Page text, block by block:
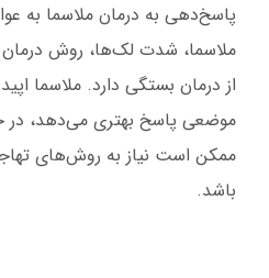
پاسخ‌دهی به درمان ملاسما به
ملاسما، شدت لک‌ها، روش
از درمان بستگی دارد. ملاسما
موضعی پاسخ بهتری می‌دهد، در
ممکن است نیاز به روش‌های
باشد.